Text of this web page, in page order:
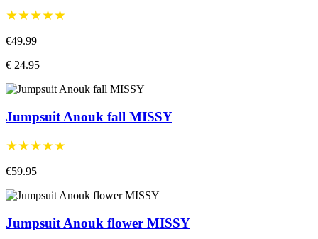
★★★★★
€49.99
€ 24.95
Jumpsuit Anouk fall MISSY
★★★★★
€59.95
Jumpsuit Anouk flower MISSY